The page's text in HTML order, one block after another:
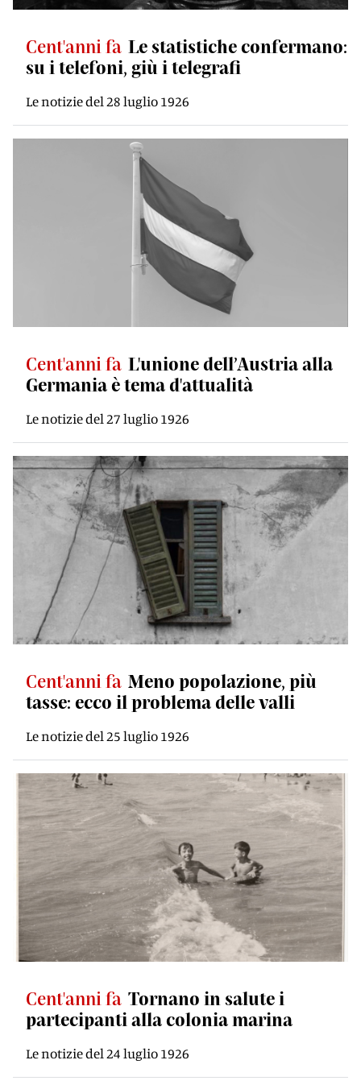
Cent'anni fa Le statistiche confermano:
su i telefoni, giù i telegrafi
Le notizie del 28 luglio 1926
Cent'anni fa L'unione dell’Austria alla
Germania è tema d'attualità
Le notizie del 27 luglio 1926
Cent'anni fa Meno popolazione, più
tasse: ecco il problema delle valli
Le notizie del 25 luglio 1926
Cent'anni fa Tornano in salute i
partecipanti alla colonia marina
Le notizie del 24 luglio 1926